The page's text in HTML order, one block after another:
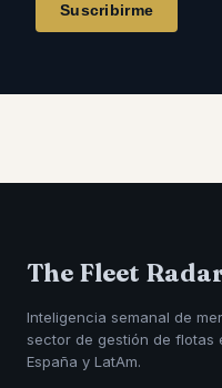
Suscribirme
The Fleet
Inteligencia semanal de
sector de gestión de flotas
España y LatAm.